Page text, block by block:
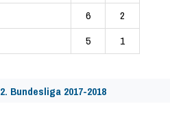
6
2
5 1
2. Bundesliga 2017-2018